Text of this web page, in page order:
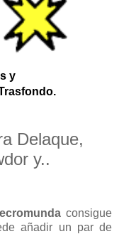
y
Delaque,
y..
consigue
añadir un par de